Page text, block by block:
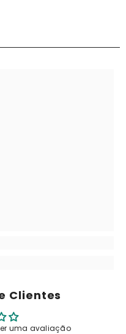
Clientes
uma avaliação